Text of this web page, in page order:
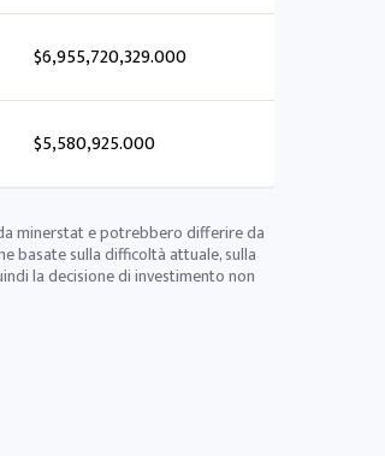
$6,955,720,329.000
$5,580,925.000
minerstat e potrebbero differire da
basate sulla difficoltà attuale, sulla
la decisione di investimento non